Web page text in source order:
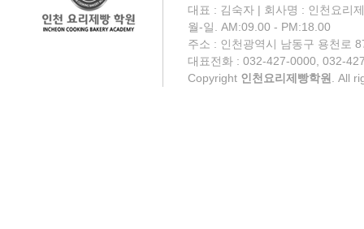
대표 : 김숙자 | 회사명 : 인천요리
월-일. AM:09.00 - PM:18.00
주소 : 인천광역시 남동구 용천로
대표전화 : 032-427-0000, 032-
Copyright 인천요리제빵학원 . All